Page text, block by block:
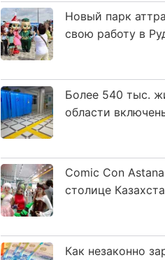
Новый парк
свою работу в
Более 540 тыс.
области
Comic Con
столице
Как незаконно